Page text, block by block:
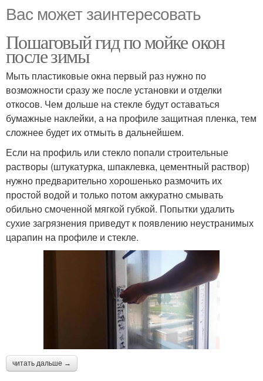
Вас может заинтересовать
Пошаговый гид по мойке окон
после зимы
Мыть пластиковые окна первый раз нужно по
возможности сразу же после установки и отделки
откосов. Чем дольше на стекле будут оставаться
бумажные наклейки, а на профиле защитная пленка, тем
сложнее будет их отмыть в дальнейшем.
Если на профиль или стекло попали строительные
растворы (штукатурка, шпаклевка, цементный раствор)
нужно предварительно хорошенько размочить их
простой водой и только потом аккуратно смывать
обильно смоченной мягкой губкой. Попытки удалить
сухие загрязнения приведут к появлению неустранимых
царапин на профиле и стекле.
читать дальше →